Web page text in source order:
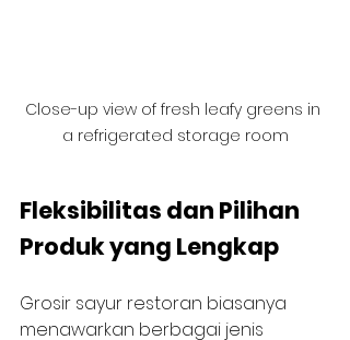
Close-up view of fresh leafy greens in
a refrigerated storage room
Fleksibilitas dan Pilihan
Produk yang Lengkap
Grosir sayur restoran biasanya
menawarkan berbagai jenis